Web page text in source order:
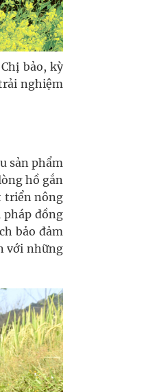
bảo, kỳ
nghiệm
sản phẩm
hồ gắn
triển nông
đồng
bảo đảm
với những